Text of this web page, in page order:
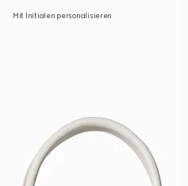
Mit Initialen personalisieren